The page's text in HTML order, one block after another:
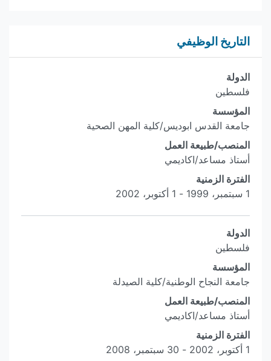
التاريخ الوظيفي
الدولة
فلسطين
المؤسسة
جامعة القدس ابوديس/كلية المهن الصحية
المنصب/طبيعة العمل
أستاذ مساعد/اكاديمي
الفترة الزمنية
1 سبتمبر، 1999 - 1 أكتوبر، 2002
الدولة
فلسطين
المؤسسة
جامعة النجاح الوطنية/كلية الصيدلة
المنصب/طبيعة العمل
أستاذ مساعد/اكاديمي
الفترة الزمنية
1 أكتوبر، 2002 - 30 سبتمبر، 2008